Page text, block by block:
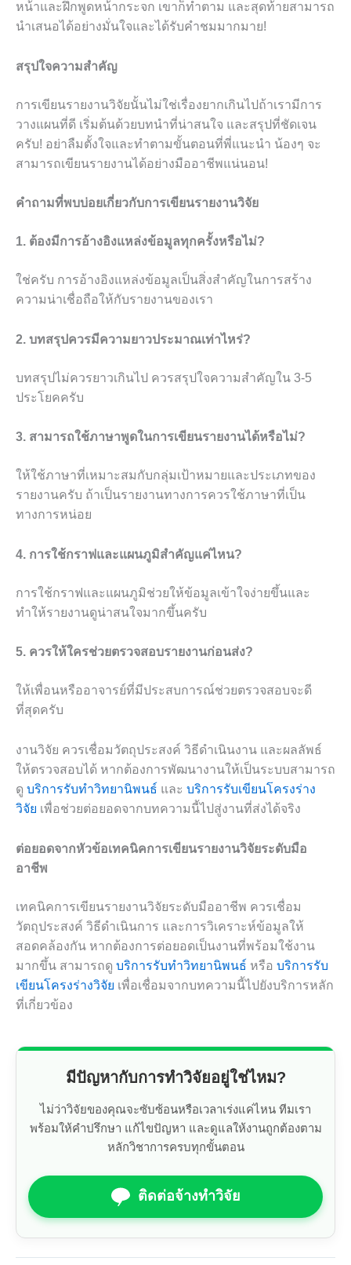
หน้าและฝึกพูดหน้ากระจก เขาก็ทำตาม และสุดท้ายสามารถ
นำเสนอได้อย่างมั่นใจและได้รับคำชมมากมาย!
สรุปใจความสำคัญ
การเขียนรายงานวิจัยนั้นไม่ใช่เรื่องยากเกินไปถ้าเรามีการ
วางแผนที่ดี เริ่มต้นด้วยบทนำที่น่าสนใจ และสรุปที่ชัดเจน
ครับ! อย่าลืมตั้งใจและทำตามขั้นตอนที่พี่แนะนำ น้องๆ จะ
สามารถเขียนรายงานได้อย่างมืออาชีพแน่นอน!
คำถามที่พบบ่อยเกี่ยวกับการเขียนรายงานวิจัย
1. ต้องมีการอ้างอิงแหล่งข้อมูลทุกครั้งหรือไม่?
ใช่ครับ การอ้างอิงแหล่งข้อมูลเป็นสิ่งสำคัญในการสร้าง
ความน่าเชื่อถือให้กับรายงานของเรา
2. บทสรุปควรมีความยาวประมาณเท่าไหร่?
บทสรุปไม่ควรยาวเกินไป ควรสรุปใจความสำคัญใน 3-5
ประโยคครับ
3. สามารถใช้ภาษาพูดในการเขียนรายงานได้หรือไม่?
ให้ใช้ภาษาที่เหมาะสมกับกลุ่มเป้าหมายและประเภทของ
รายงานครับ ถ้าเป็นรายงานทางการควรใช้ภาษาที่เป็น
ทางการหน่อย
4. การใช้กราฟและแผนภูมิสำคัญแค่ไหน?
การใช้กราฟและแผนภูมิช่วยให้ข้อมูลเข้าใจง่ายขึ้นและ
ทำให้รายงานดูน่าสนใจมากขึ้นครับ
5. ควรให้ใครช่วยตรวจสอบรายงานก่อนส่ง?
ให้เพื่อนหรืออาจารย์ที่มีประสบการณ์ช่วยตรวจสอบจะดี
ที่สุดครับ
งานวิจัย ควรเชื่อมวัตถุประสงค์ วิธีดำเนินงาน และผลลัพธ์
ให้ตรวจสอบได้ หากต้องการพัฒนางานให้เป็นระบบสามารถ
ดู บริการรับทำวิทยานิพนธ์ และ บริการรับเขียนโครงร่าง
วิจัย เพื่อช่วยต่อยอดจากบทความนี้ไปสู่งานที่ส่งได้จริง
ต่อยอดจากหัวข้อเทคนิคการเขียนรายงานวิจัยระดับมือ
อาชีพ
เทคนิคการเขียนรายงานวิจัยระดับมืออาชีพ ควรเชื่อม
วัตถุประสงค์ วิธีดำเนินการ และการวิเคราะห์ข้อมูลให้
สอดคล้องกัน หากต้องการต่อยอดเป็นงานที่พร้อมใช้งาน
มากขึ้น สามารถดู บริการรับทำวิทยานิพนธ์ หรือ บริการรับ
เขียนโครงร่างวิจัย เพื่อเชื่อมจากบทความนี้ไปยังบริการหลัก
ที่เกี่ยวข้อง
มีปัญหากับการทำวิจัยอยู่ใช่ไหม?
ไม่ว่าวิจัยของคุณจะซับซ้อนหรือเวลาเร่งแค่ไหน ทีมเรา
พร้อมให้คำปรึกษา แก้ไขปัญหา และดูแลให้งานถูกต้องตาม
หลักวิชาการครบทุกขั้นตอน
ติดต่อจ้างทำวิจัย